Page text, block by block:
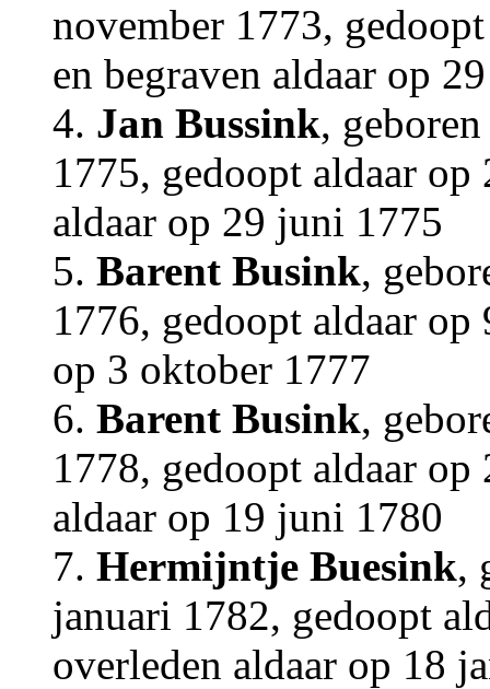
november 1773,
en begraven aldaar op
4. Jan Bussink,
1775, gedoopt aldaar
aldaar op 29 juni 1775
5. Barent Busink,
1776, gedoopt aldaar
op 3 oktober 1777
6. Barent Busink,
1778, gedoopt aldaar
aldaar op 19 juni 1780
7. Hermijntje Buesink,
januari 1782, gedoopt
overleden aldaar op 18